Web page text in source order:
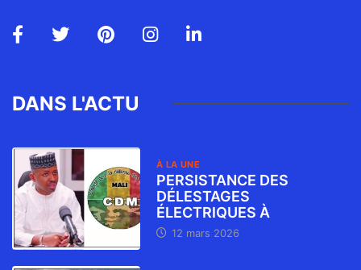
DANS L'ACTU
À LA UNE
PERSISTANCE DES
DÉLESTAGES
ÉLECTRIQUES À
12 mars 2026